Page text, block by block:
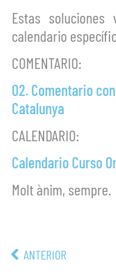
Estas
calendario
COMENTARIO:
02. Comentario
Catalunya
CALENDARIO:
Calendario Curso
Molt ànim, sempre.
ANTERIOR